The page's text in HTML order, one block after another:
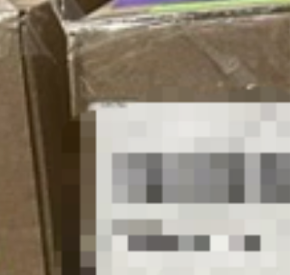
函。 • 比利時過境許可（備用方案）： 考慮到運
方案可能需要貨物經比利時安特衛普港過境轉運，
瑞爾同步向比利時 IVCIE 申請了過境同意函。 • 跨
境廢棄物轉運文件： 依照歐盟規範，瑞爾製備了跨
境廢棄物轉運文件（Movement Document），確
了貨物在起運、過境、入境全鏈路的合法合規。
二、文件協同：精準對接新德兩國要求 該項目需要
新加坡政府部門配合出